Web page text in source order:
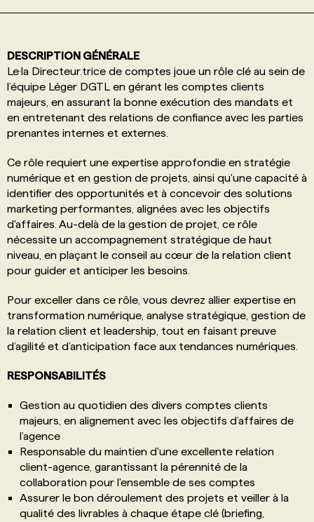
FAQ
ANNONCEZ AVEC NOUS
DESCRIPTION GÉNÉRALE
Le·la Directeur.trice de comptes joue un rôle clé au sein de
l’équipe Léger DGTL en gérant les comptes clients
majeurs, en assurant la bonne exécution des mandats et
en entretenant des relations de confiance avec les parties
prenantes internes et externes.
Ce rôle requiert une expertise approfondie en stratégie
numérique et en gestion de projets, ainsi qu'une capacité à
identifier des opportunités et à concevoir des solutions
marketing performantes, alignées avec les objectifs
d'affaires. Au-delà de la gestion de projet, ce rôle
nécessite un accompagnement stratégique de haut
niveau, en plaçant le conseil au cœur de la relation client
pour guider et anticiper les besoins.
Pour exceller dans ce rôle, vous devrez allier expertise en
transformation numérique, analyse stratégique, gestion de
la relation client et leadership, tout en faisant preuve
d’agilité et d’anticipation face aux tendances numériques.
RESPONSABILITÉS
Gestion au quotidien des divers comptes clients
majeurs, en alignement avec les objectifs d’affaires de
l’agence
Responsable du maintien d'une excellente relation
client-agence, garantissant la pérennité de la
collaboration pour l'ensemble de ses comptes
Assurer le bon déroulement des projets et veiller à la
qualité des livrables à chaque étape clé (briefing,